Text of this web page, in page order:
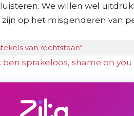
We willen wel
op het misgenderen van
van rechtstaan”
ben sprakeloos, shame on you